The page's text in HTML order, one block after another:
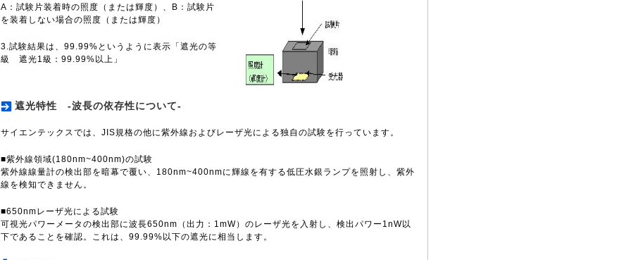
A：試験片装着時の照度（または輝度）、B：試験片
を装着しない場合の照度（または輝度）
3.試験結果は、99.99%というように表示「遮光の等
級 遮光1級：99.99%以上」
遮光特性 ‐波長の依存性について‐
サイエンテックスでは、JIS規格の他に紫外線およびレーザ光による独自の試験を行っています。
■紫外線領域(180nm~400nm)の試験
紫外線線量計の検出部を暗幕で覆い、180nm~400nmに輝線を有する低圧水銀ランプを照射し、紫外
線を検知できません。
■650nmレーザ光による試験
可視光パワーメータの検出部に波長650nm（出力：1mW）のレーザ光を入射し、検出パワー1nW以
下であることを確認。これは、99.99%以下の遮光に相当します。